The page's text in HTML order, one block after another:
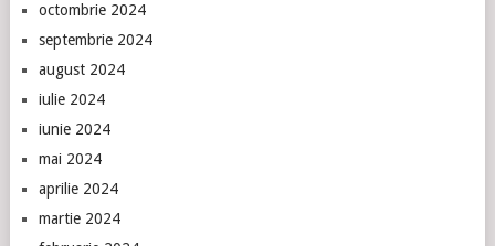
octombrie 2024
septembrie 2024
august 2024
iulie 2024
iunie 2024
mai 2024
aprilie 2024
martie 2024